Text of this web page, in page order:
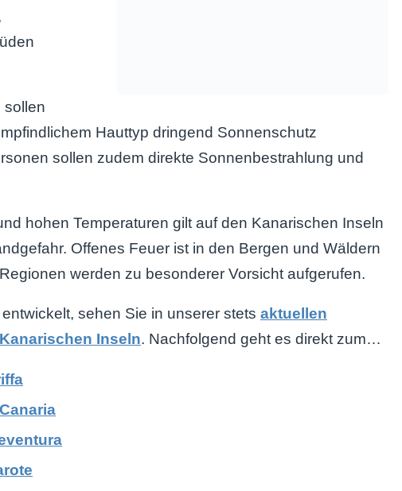
sollen
Hauttyp dringend Sonnenschutz
sollen zudem direkte Sonnenbestrahlung und
hohen Temperaturen gilt auf den Kanarischen Inseln
Offenes Feuer ist in den Bergen und Wäldern
werden zu besonderer Vorsicht aufgerufen.
sehen Sie in unserer stets aktuellen
Inseln. Nachfolgend geht es direkt zum…